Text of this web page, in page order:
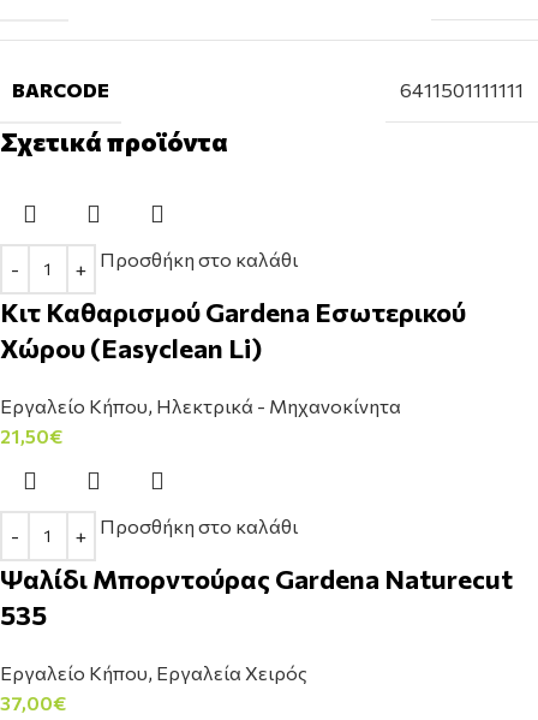
BARCODE 6411501111111
Σχετικά προϊόντα
Προσθήκη στο καλάθι
Κιτ Καθαρισμού Gardena Εσωτερικού
Χώρου (Easyclean Li)
Εργαλείο Κήπου, Ηλεκτρικά - Μηχανοκίνητα
21,50€
Προσθήκη στο καλάθι
Ψαλίδι Μπορντούρας Gardena Naturecut
535
Εργαλείο Κήπου, Εργαλεία Χειρός
37,00€